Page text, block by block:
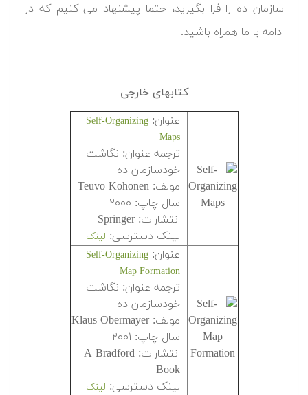
سازمان ده را فرا بگیرید، حتما پیشنهاد می کنیم که در
ادامه با ما همراه باشید.
کتابهای خارجی
عنوان:Self-Organizing
Maps
ترجمه عنوان: نگاشت
خودسازمان ده
مولف: Teuvo Kohonen
سال چاپ: ۲۰۰۰
انتشارات: Springer
لینک دسترسی: لینک
عنوان:Self-Organizing
Map Formation
ترجمه عنوان: نگاشت
خودسازمان ده
مولف: Klaus Obermayer
سال چاپ: ۲۰۰۱
انتشارات: A Bradford
Book
لینک دسترسی: لینک